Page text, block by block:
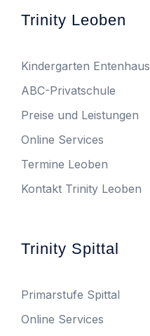
Trinity Leoben
Kindergarten Entenhaus
ABC-Privatschule
Preise und Leistungen
Online Services
Termine Leoben
Kontakt Trinity Leoben
Trinity Spittal
Primarstufe Spittal
Online Services